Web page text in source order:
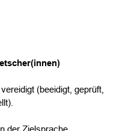
(beeidigt, geprüft,